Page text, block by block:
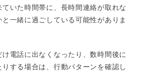
いた時間帯に、長時間連絡が取れな
一緒に過ごしている可能性がありま
電話に出なくなったり、数時間後に
する場合は、行動パターンを確認し